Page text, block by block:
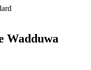
Wadduwa